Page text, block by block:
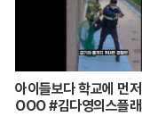
아이들보다 학교에 먼
OOO #김다영의스플